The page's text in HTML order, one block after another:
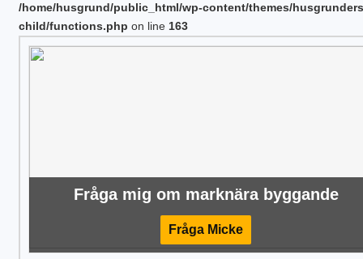
/home/husgrund/public_html/wp-content/themes/
child/functions.php on line 163
Fråga mig om marknära byggande
Fråga Micke